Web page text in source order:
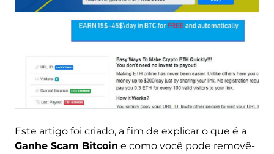
Este artigo foi criado, a fim de explicar o que é a
Ganhe Scam Bitcoin e como você pode removê-